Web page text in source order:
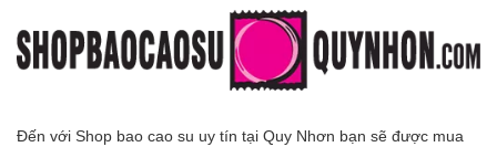
Đến với Shop bao cao su uy tín tại Quy Nhơn bạn sẽ được mua